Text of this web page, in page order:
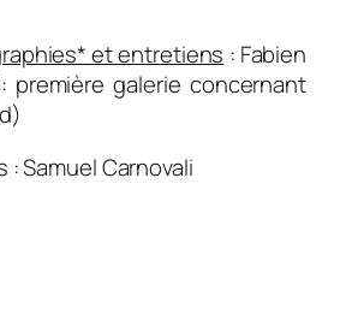
et entretiens : Fabien
première galerie concernant
Samuel Carnovali